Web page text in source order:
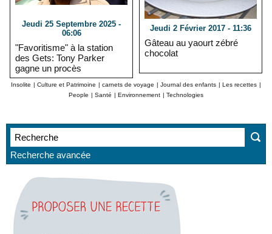
Jeudi 25 Septembre 2025 -
06:06
"Favoritisme" à la station
des Gets: Tony Parker
gagne un procès
Jeudi 2 Février 2017 - 11:36
Gâteau au yaourt zébré
chocolat
Insolite | Culture et Patrimoine | carnets de voyage | Journal des enfants | Les recettes |
People | Santé | Environnement | Technologies
Recherche avancée